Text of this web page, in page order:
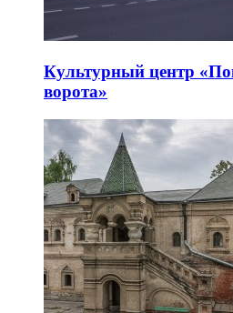
Культурный центр
ворота»